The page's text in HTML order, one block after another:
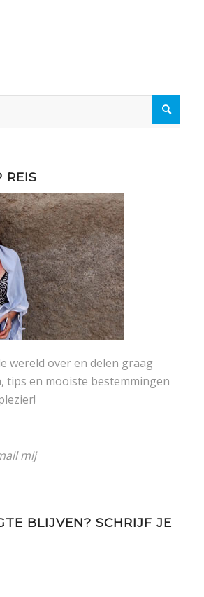
REIS
wereld over en delen graag
tips en mooiste bestemmingen
mij
BLIJVEN? SCHRIJF JE